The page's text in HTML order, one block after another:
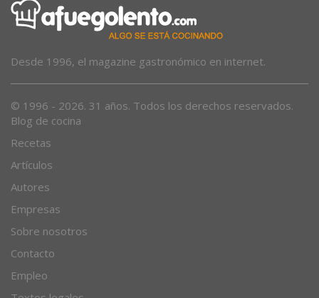
Desde 1996, el magazine gastronómico en internet.
© 1996 - 2026. 31 años. Todos los derechos reservados.
Blog de cocina
Recetas
Artículos
Autores
Empresas
Sobre nosotros
Contacto
Empleo